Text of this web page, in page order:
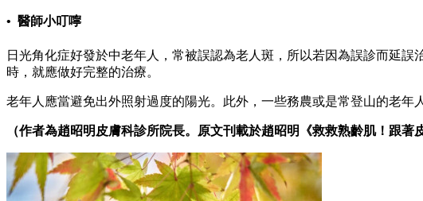
• 醫師小叮嚀
日光角化症好發於中老年人，常被誤認為老人斑，所以若因為誤診而延
時，就應做好完整的治療。
老年人應當避免出外照射過度的陽光。此外，一些務農或是常登山的老年
（作者為趙昭明皮膚科診所院長。原文刊載於趙昭明《救救熟齡肌！跟